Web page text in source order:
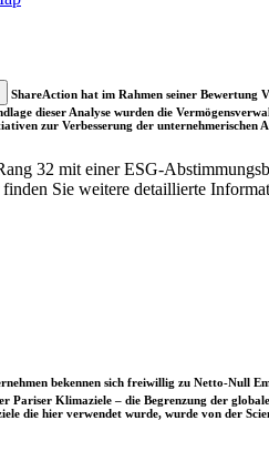
ShareAction hat im Rahmen seiner Bewertung
dieser Analyse wurden die
zur Verbesserung der
32 mit einer ESG-
Sie weitere detaillierte
bekennen sich freiwillig zu Netto-Null
Pariser Klimaziele – die Begrenzung der
die hier verwendet wurde, wurde von der